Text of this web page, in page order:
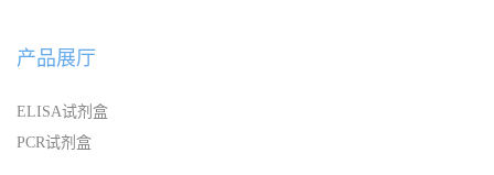
产品展厅
ELISA试剂盒
PCR试剂盒